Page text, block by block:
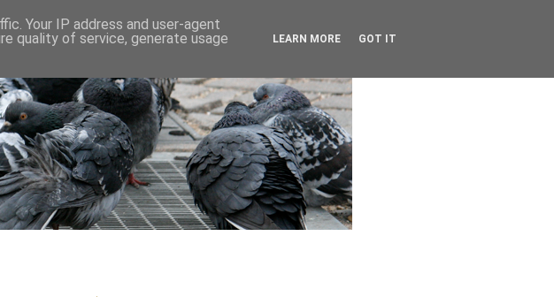
Your IP address and user-agent
quality of service, generate usage
LEARN MORE GOT IT